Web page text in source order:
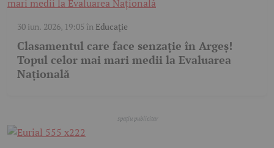
30 iun. 2026, 19:05 în Educație
Clasamentul care face senzație în Argeș!
Topul celor mai mari medii la Evaluarea
Națională